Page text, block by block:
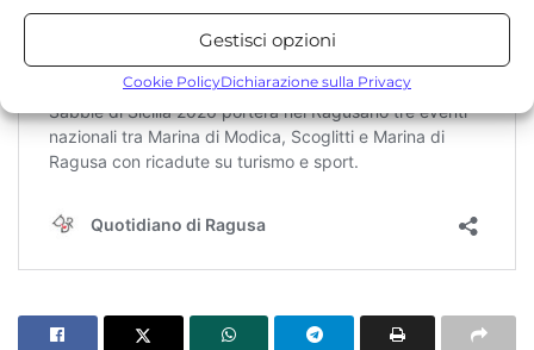
Statistiche
Archiviare informazioni su dispositivo e/o accedervi, Misurare le
prestazioni degli annunci, Misurare le prestazioni dei contenuti,
combinazione di dati provenienti da fonti diverse.
Archiviare informazioni su dispositivo e/o accedervi, Utilizzare
dei contenuti, Utilizzare profili per la selezione di contenuti
Gestisci opzioni
Cookie PolicyDichiarazione sulla Privacy